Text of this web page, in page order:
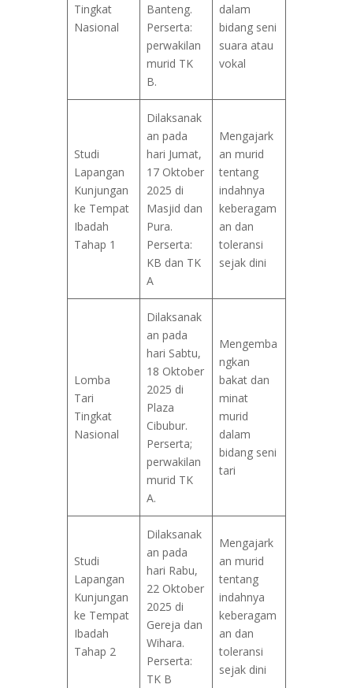
Tingkat
Nasional
Banteng.
Perserta:
perwakilan
murid TK
B.
dalam
bidang seni
suara atau
vokal
Studi
Lapangan
Kunjungan
ke Tempat
Ibadah
Tahap 1
Dilaksanak
an pada
hari Jumat,
17 Oktober
2025 di
Masjid dan
Pura.
Perserta:
KB dan TK
A
Mengajark
an murid
tentang
indahnya
keberagam
an dan
toleransi
sejak dini
Lomba
Tari
Tingkat
Nasional
Dilaksanak
an pada
hari Sabtu,
18 Oktober
2025 di
Plaza
Cibubur.
Perserta;
perwakilan
murid TK
A.
Mengemba
ngkan
bakat dan
minat
murid
dalam
bidang seni
tari
Studi
Lapangan
Kunjungan
ke Tempat
Ibadah
Tahap 2
Dilaksanak
an pada
hari Rabu,
22 Oktober
2025 di
Gereja dan
Wihara.
Perserta:
TK B
Mengajark
an murid
tentang
indahnya
keberagam
an dan
toleransi
sejak dini